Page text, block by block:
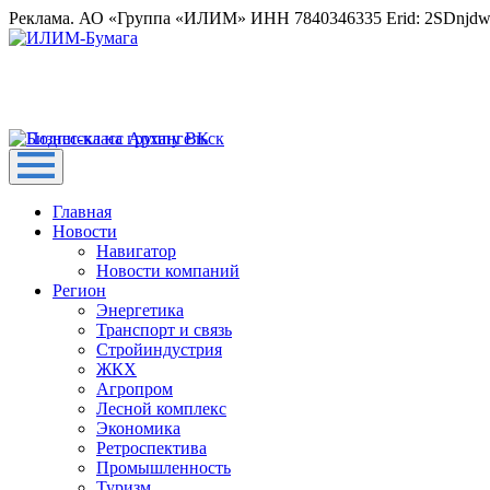
Реклама. АО «Группа «ИЛИМ» ИНН 7840346335 Erid:
Главная
Новости
Навигатор
Новости компаний
Регион
Энергетика
Транспорт и связь
Стройиндустрия
ЖКХ
Агропром
Лесной комплекс
Экономика
Ретроспектива
Промышленность